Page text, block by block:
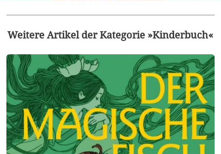
Weitere Artikel der Kategorie »Kinderbuch«